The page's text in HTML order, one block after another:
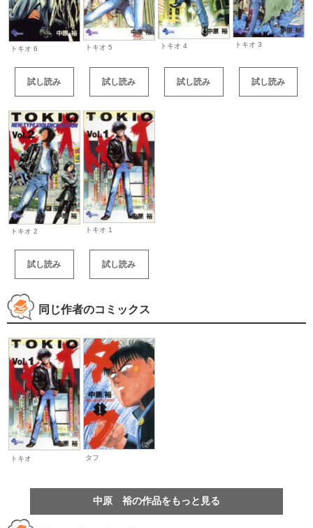
トキオ 6
試し読み
トキオ 5
試し読み
トキオ 4
試し読み
トキオ 3
試し読み
トキオ 2
試し読み
トキオ 1
試し読み
同じ作者のコミックス
トキオ タフ
中原 裕の作品をもっと見る